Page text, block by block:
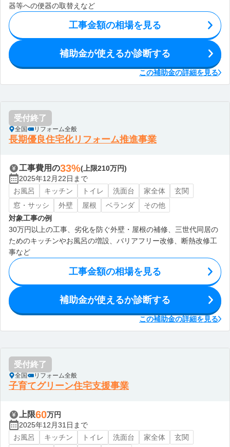
器等への便器の取替えなど
工事金額の相場を見る
補助金が使えるか診断する
この補助金の詳細を見る
受付終了
全国 リフォーム全般
長期優良住宅化リフォーム推進事業
工事費用の33%(上限210万円)
2025年12月22日まで
お風呂
キッチン トイレ 洗面台 家全体
玄関
窓・サッシ
外壁 屋根 ベランダ
その他
対象工事の例
30万円以上の工事、劣化を防ぐ外壁・屋根の補修、三世代同居の
ためのキッチンやお風呂の増設、バリアフリー改修、断熱改修工
事など
工事金額の相場を見る
補助金が使えるか診断する
この補助金の詳細を見る
受付終了
全国 リフォーム全般
子育てグリーン住宅支援事業
上限60万円
2025年12月31日まで
お風呂
キッチン トイレ 洗面台 家全体
玄関